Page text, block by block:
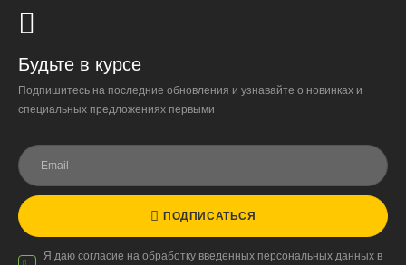
Надёжность
сохранность растений.
Будьте в курсе
Подпишитесь на последние обновления и узнавайте о новинках и
специальных предложениях первыми
ПОДПИСАТЬСЯ
Я даю согласие на обработку введенных персональных данных в